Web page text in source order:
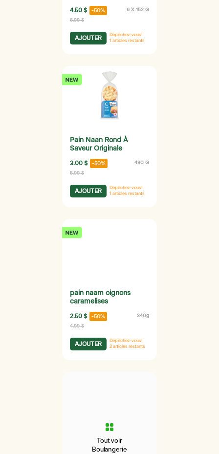
4.50 $ -50% 6 X 152 G
8.99 $
AJOUTER
Dépêchez-vous!
1 articles restants
Pain Naan Rond À
Saveur Originale
3.00 $ -50% 480 G
5.99 $
AJOUTER
Dépêchez-vous!
1 articles restants
pain naam oignons
caramelises
2.50 $ -50% 340g
4.99 $
AJOUTER
Dépêchez-vous!
2 articles restants
Tout voir
Boulangerie